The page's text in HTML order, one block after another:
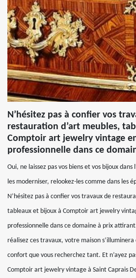
N’hésitez pas à confier vos
restauration d’art meubles,
Comptoir art jewelry vintage
professionnelle dans ce
Oui, ne laissez pas vos biens et vos bijoux dans
les moderniser, relookez-les comme dans les
N’hésitez pas à confier vos travaux de
tableaux et bijoux à Comptoir art jewelry
professionnelle dans ce domaine à prix
réalisez ces travaux, votre maison
confort que vous recherchez tant. Et n’ayez
Comptoir art jewelry vintage à Saint Caprais